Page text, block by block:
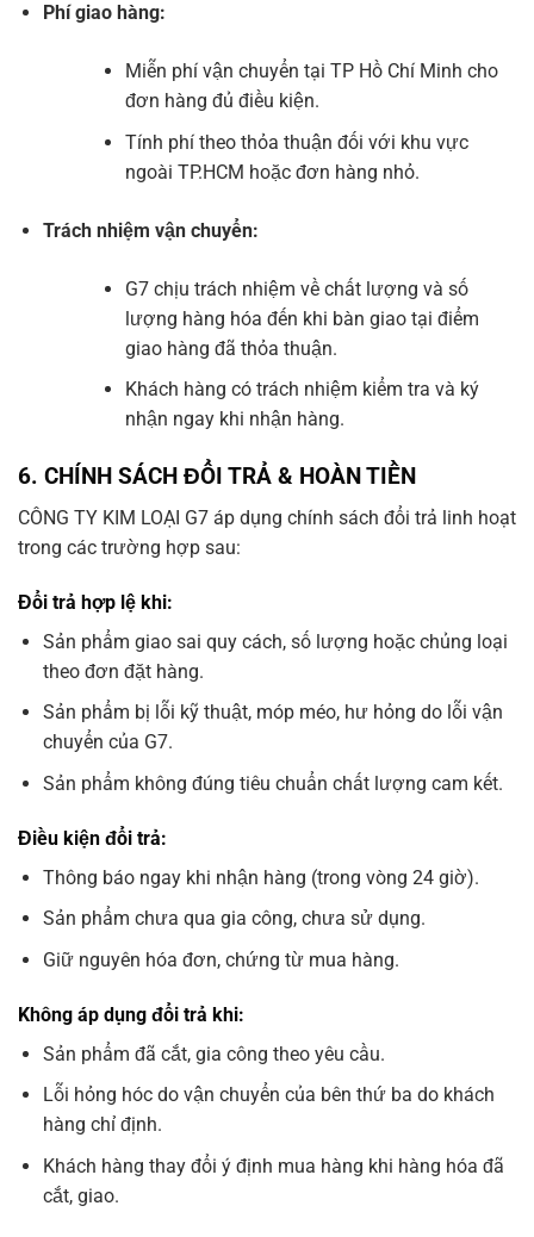
Phí giao hàng:
Miễn phí vận chuyển tại TP Hồ Chí Minh cho
đơn hàng đủ điều kiện.
Tính phí theo thỏa thuận đối với khu vực
ngoài TP.HCM hoặc đơn hàng nhỏ.
Trách nhiệm vận chuyển:
G7 chịu trách nhiệm về chất lượng và số
lượng hàng hóa đến khi bàn giao tại điểm
giao hàng đã thỏa thuận.
Khách hàng có trách nhiệm kiểm tra và ký
nhận ngay khi nhận hàng.
6. CHÍNH SÁCH ĐỔI TRẢ & HOÀN TIỀN
CÔNG TY KIM LOẠI G7 áp dụng chính sách đổi trả linh hoạt
trong các trường hợp sau:
Đổi trả hợp lệ khi:
Sản phẩm giao sai quy cách, số lượng hoặc chủng loại
theo đơn đặt hàng.
Sản phẩm bị lỗi kỹ thuật, móp méo, hư hỏng do lỗi vận
chuyển của G7.
Sản phẩm không đúng tiêu chuẩn chất lượng cam kết.
Điều kiện đổi trả:
Thông báo ngay khi nhận hàng (trong vòng 24 giờ).
Sản phẩm chưa qua gia công, chưa sử dụng.
Giữ nguyên hóa đơn, chứng từ mua hàng.
Không áp dụng đổi trả khi:
Sản phẩm đã cắt, gia công theo yêu cầu.
Lỗi hỏng hóc do vận chuyển của bên thứ ba do khách
hàng chỉ định.
Khách hàng thay đổi ý định mua hàng khi hàng hóa đã
cắt, giao.